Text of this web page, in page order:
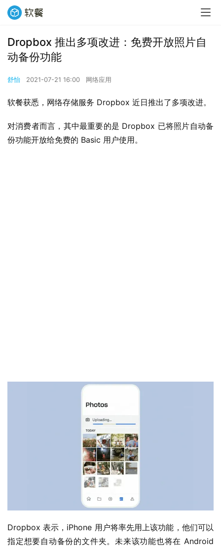
业
Dropbox 推出多项改进：免费开放照片自
动备份功能
舒怡 2021-07-21 16:00 网络应用
软餐获悉，网络存储服务 Dropbox 近日推出了多项改进。
对消费者而言，其中最重要的是 Dropbox 已将照片自动备
份功能开放给免费的 Basic 用户使用。
Dropbox 表示，iPhone 用户将率先用上该功能，他们可以
指定想要自动备份的文件夹。未来该功能也将在 Android